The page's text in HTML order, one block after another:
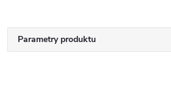
Parametry produktu